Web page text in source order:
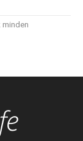
minden